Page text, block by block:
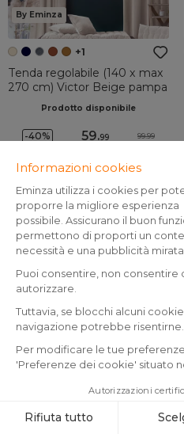
By Eminza
+1
Tenda regolabile (140 x max
270 cm) Victor Beige pampa
Prodotto disponibile
-40% 59.99 99.99
Aggiungo al carrello
Quantità di2
Set di 2 sgabelli da bar con